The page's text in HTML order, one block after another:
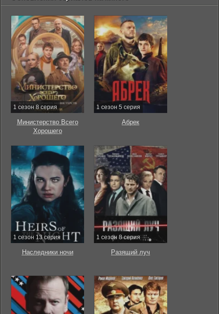
1 сезон 8 серия
Министерство Всего
Хорошего
1 сезон 5 серия
Абрек
1 сезон 13 серия
Наследники ночи
1 сезон 8 серия
Разящий луч